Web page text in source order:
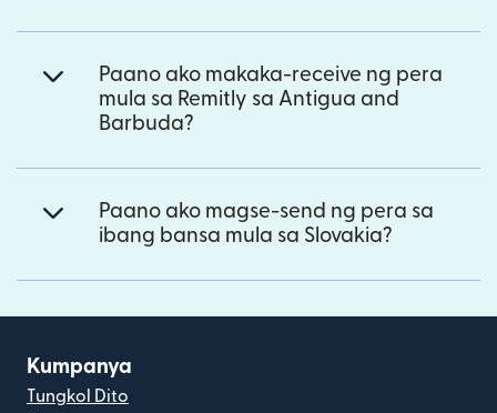
Paano ako makaka-receive ng pera
mula sa Remitly sa Antigua and
Barbuda?
Paano ako magse-send ng pera sa
ibang bansa mula sa Slovakia?
Kumpanya
Tungkol Dito